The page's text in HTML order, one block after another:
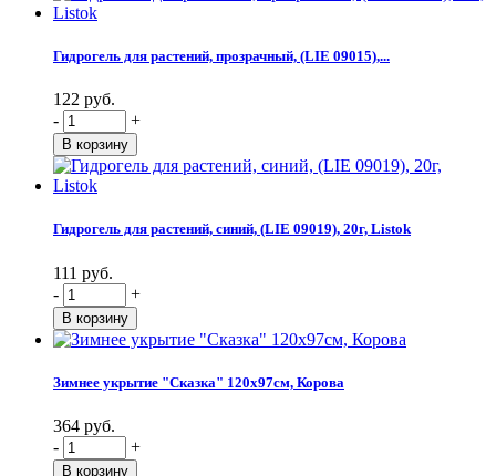
Гидрогель для растений, прозрачный, (LIE 09015),...
122 руб.
-
+
Гидрогель для растений, синий, (LIE 09019), 20г, Listok
111 руб.
-
+
Зимнее укрытие "Сказка" 120х97см, Корова
364 руб.
-
+